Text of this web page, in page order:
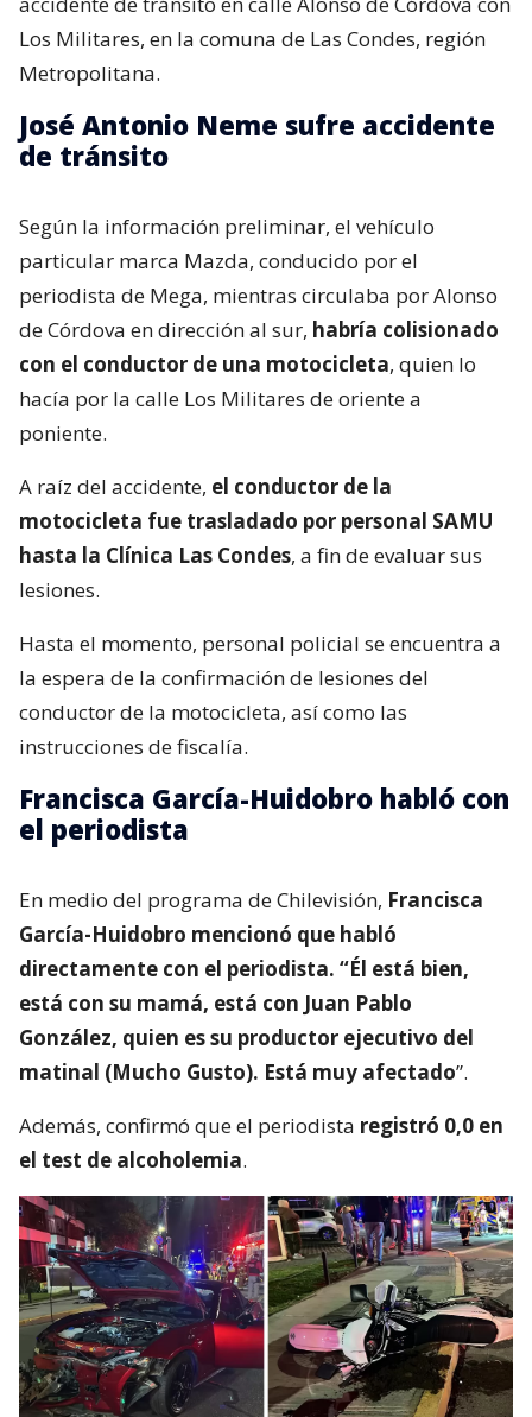
de tránsito la noche de este viernes. La noticia fue
dada a conocer en el programa ‘Primer Plano‘ y
confirmada por La Radio.
A las 23:25 horas se informó a Carabineros sobre un
accidente de tránsito en calle Alonso de Córdova con
Metropolitana.
José Antonio Neme sufre accidente
de tránsito
Según la información preliminar, el vehículo
particular marca Mazda, conducido por el
de Córdova en dirección al sur,habría colisionado
con el conductor de una motocicleta, quien lo
hacía por la calle Los Militares de oriente a
poniente.
A raíz del accidente,el conductor de la
motocicleta fue trasladado por personal SAMU
hasta la Clínica Las Condes , a fin de evaluar sus
lesiones.
Hasta el momento, personal policial se encuentra a
la espera de la confirmación de lesiones del
instrucciones de fiscalía.
Francisca García-Huidobro habló con
el periodista
En medio del programa de Chilevisión,Francisca
directamente con el periodista. “Él está bien,
está con su mamá, está con Juan Pablo
González, quien es su productor ejecutivo del
matinal (Mucho Gusto). Está muy afectado”.
Además, confirmó que el periodistaregistró 0,0 en
el test de alcoholemia.